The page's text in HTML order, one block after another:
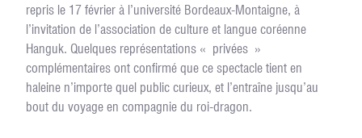
repris le 17 février à l’université Bordeaux-Montaigne, à
l’invitation de l’association de culture et langue coréenne
Hanguk. Quelques représentations « privées »
complémentaires ont confirmé que ce spectacle tient en
haleine n’importe quel public curieux, et l’entraîne jusqu’au
bout du voyage en compagnie du roi-dragon.